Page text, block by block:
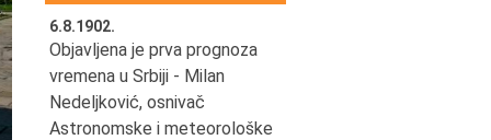
6.8.1902.
Objavljena je prva prognoza
vremena u Srbiji - Milan
Nedeljković, osnivač
Astronomske i meteorološke